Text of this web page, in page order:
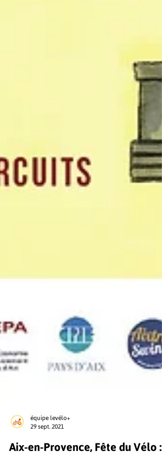
équipe levélo+